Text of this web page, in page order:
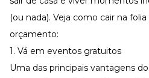
(ou nada). Veja como cair na
orçamento:
1. Vá em eventos gratuitos
Uma das principais vantagens